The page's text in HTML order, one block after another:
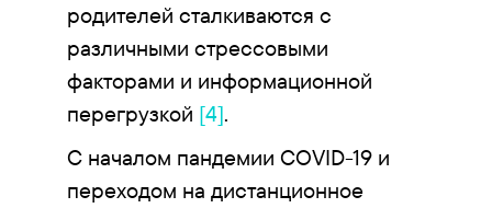
родителей сталкиваются с
различными стрессовыми
факторами и информационной
перегрузкой [4].
С началом пандемии COVID-19 и
переходом на дистанционное